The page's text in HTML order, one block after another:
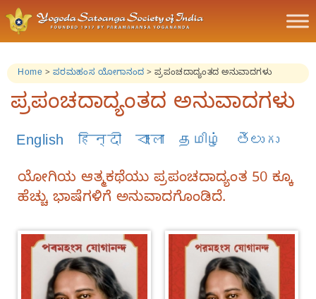
Home > ಪರಮಹಂಸ ಯೋಗಾನಂದ > ಪ್ರಪಂಚದಾದ್ಯಂತದ ಅನುವಾದಗಳು
ಪ್ರಪಂಚದಾದ್ಯಂತದ ಅನುವಾದಗಳು
English हिन्दी বাংলা தமிழ்
తెలుగు
ಯೋಗಿಯ ಆತ್ಮಕಥೆಯು ಪ್ರಪಂಚದಾದ್ಯಂತ 50 ಕ್ಕೂ
ಹೆಚ್ಚು ಭಾಷೆಗಳಿಗೆ ಅನುವಾದಗೊಂಡಿದೆ.